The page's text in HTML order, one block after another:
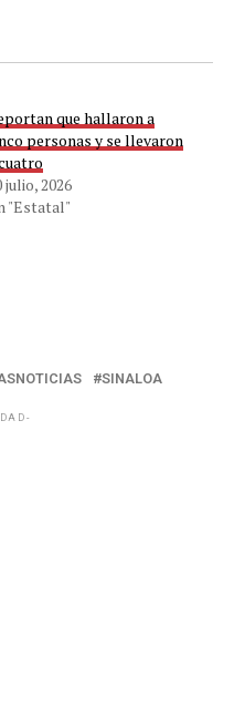
que hallaron a
personas y se llevaron
julio, 2026
"Estatal"
SINALOA